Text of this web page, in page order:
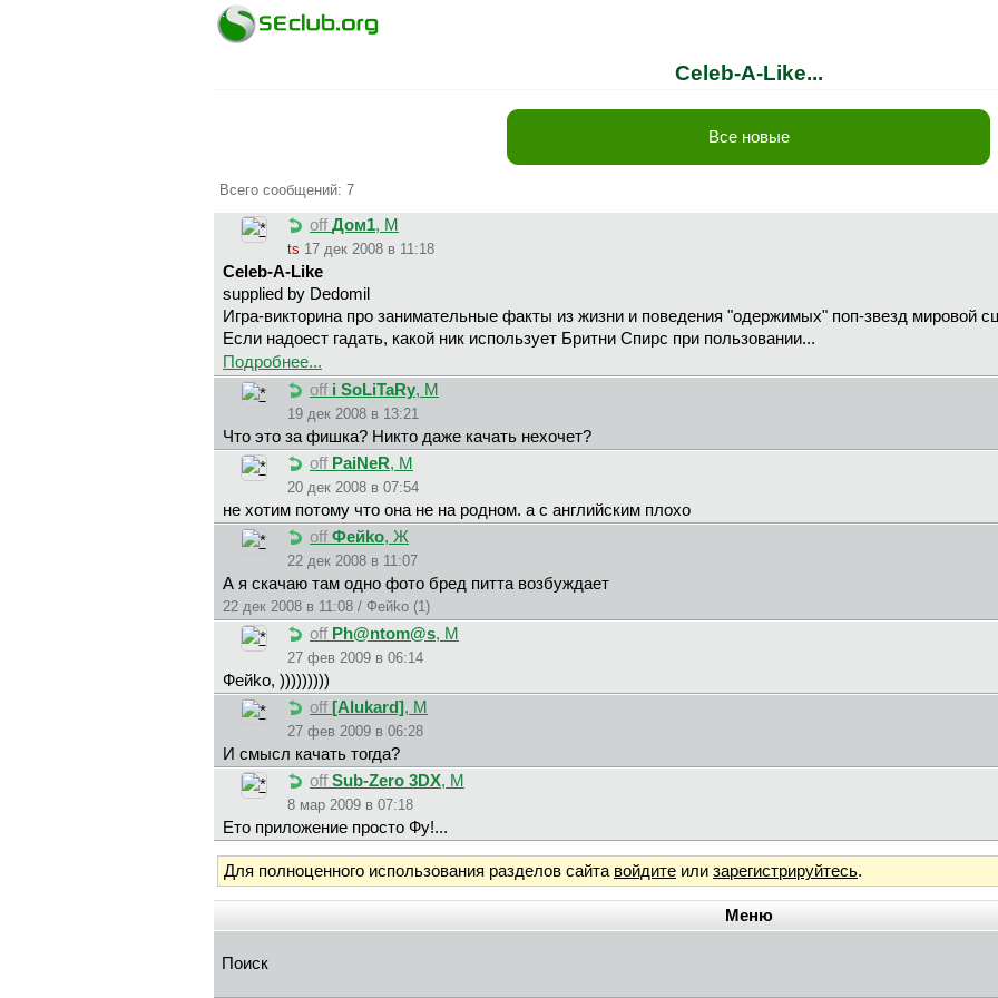
Celeb-A-Like...
Все новые
Всего сообщений: 7
off Дoм1, М
ts 17 дек 2008 в 11:18
Celeb-A-Like
supplied by Dedomil
Игра-викторина про занимательные факты из жизни и поведения "одержимых" поп-звезд мировой
Если надоест гадать, какой ник использует Бритни Спирс при пользовании...
Подробнее...
off i SoLiTaRy, М
19 дек 2008 в 13:21
Что это за фишка? Никто даже качать нехочет?
off PaiNeR, М
20 дек 2008 в 07:54
не хотим потому что она не на родном. а с английским плохо
off Фeйko, Ж
22 дек 2008 в 11:07
А я скачаю там одно фото бред питта возбуждает
22 дек 2008 в 11:08 / Фeйko (1)
off Ph@ntom@s, М
27 фев 2009 в 06:14
Фeйko, )))))))))
off [Alukard], М
27 фев 2009 в 06:28
И смысл качать тогда?
off Sub-Zero 3DX, М
8 мар 2009 в 07:18
Ето приложение просто Фу!...
Для полноценного использования разделов сайта войдите или зарегистрируйтесь.
Меню
Поиск